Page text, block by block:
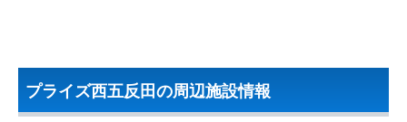
プライズ西五反田の周辺施設情報